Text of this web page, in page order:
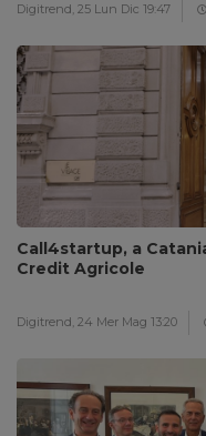
Digitrend, 25 Lun Dic 19:47
Call4startup, a
Credit Agricole
Digitrend, 24 Mer Mag 13:20